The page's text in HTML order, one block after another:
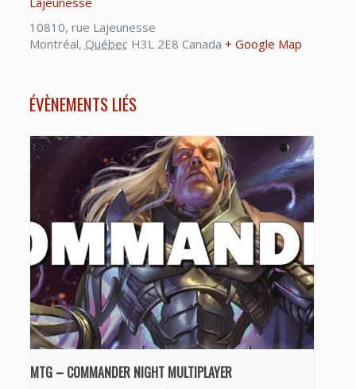
10810, rue Lajeunesse
Montréal, Québec H3L 2E8 Canada + Google Map
ÉVÈNEMENTS LIÉS
MTG – COMMANDER NIGHT MULTIPLAYER